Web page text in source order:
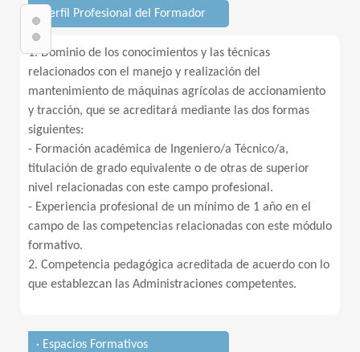
· Perfil Profesional del Formador
1. Dominio de los conocimientos y las técnicas
relacionados con el manejo y realización del
mantenimiento de máquinas agrícolas de accionamiento
y tracción, que se acreditará mediante las dos formas
siguientes:
- Formación académica de Ingeniero/a Técnico/a,
titulación de grado equivalente o de otras de superior
nivel relacionadas con este campo profesional.
- Experiencia profesional de un mínimo de 1 año en el
campo de las competencias relacionadas con este módulo
formativo.
2. Competencia pedagógica acreditada de acuerdo con lo
que establezcan las Administraciones competentes.
· Espacios Formativos